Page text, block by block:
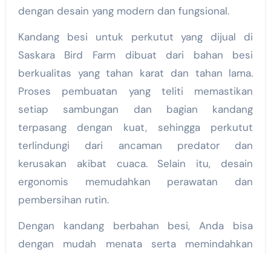
dengan desain yang modern dan fungsional.
Kandang besi untuk perkutut yang dijual di
Saskara Bird Farm dibuat dari bahan besi
berkualitas yang tahan karat dan tahan lama.
Proses pembuatan yang teliti memastikan
setiap sambungan dan bagian kandang
terpasang dengan kuat, sehingga perkutut
terlindungi dari ancaman predator dan
kerusakan akibat cuaca. Selain itu, desain
ergonomis memudahkan perawatan dan
pembersihan rutin.
Dengan kandang berbahan besi, Anda bisa
dengan mudah menata serta memindahkan